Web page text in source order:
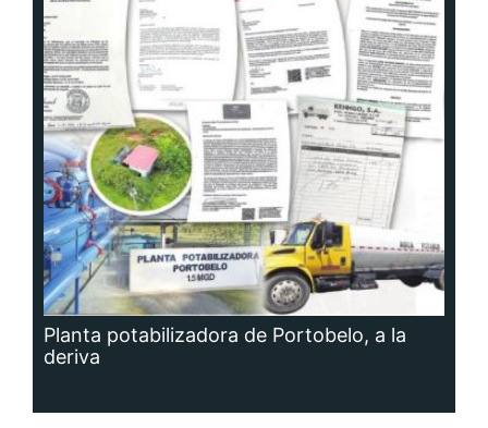
Planta potabilizadora de Portobelo, a la
deriva